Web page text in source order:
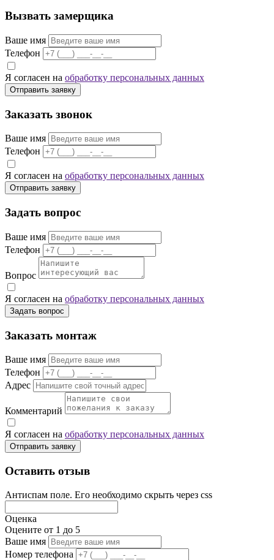
Вызвать замерщика
Ваше имя
Телефон
Я согласен на обработку персональных данных
Отправить заявку
Заказать звонок
Ваше имя
Телефон
Я согласен на обработку персональных данных
Отправить заявку
Задать вопрос
Ваше имя
Телефон
Вопрос
Я согласен на обработку персональных данных
Задать вопрос
Заказать монтаж
Ваше имя
Телефон
Адрес
Комментарий
Я согласен на обработку персональных данных
Отправить заявку
Оставить отзыв
Антиспам поле. Его необходимо скрыть через css
Оценка
Оцените от 1 до 5
Ваше имя
Номер телефона